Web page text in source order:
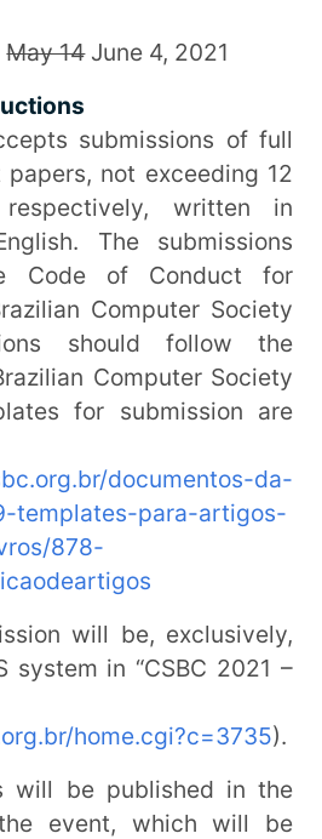
May 14June 4, 2021
submissions of full
not exceeding 12
written in
The submissions
Code of Conduct for
Computer Society
should follow the
Computer Society
for submission are
documentos-da-
templates-para-artigos-
878-
will be, exclusively,
system in “CSBC 2021 –
home.cgi?c=3735).
will be published in the
event, which will be